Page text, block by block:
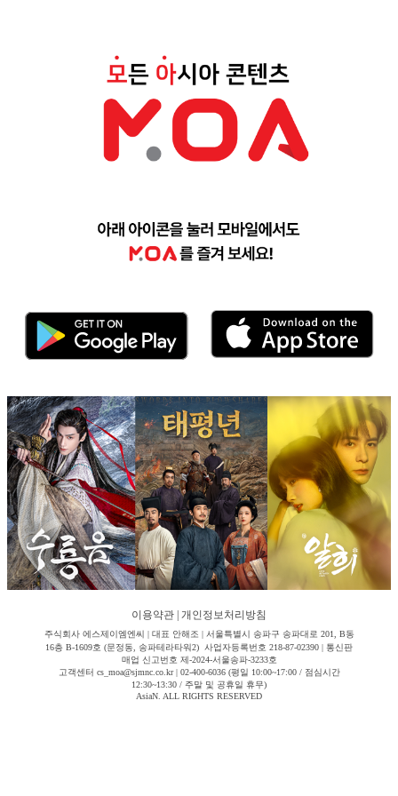
이용약관 개인정보처리방침
주식회사 에스제이엠엔씨 | 대표 안해조 | 서울특별시 송파구 송파대로 201, B동
16층 B-1609호 (문정동, 송파테라타워2) 사업자등록번호 218-87-02390 | 통신판
매업 신고번호 제-2024-서울송파-3233호
고객센터 cs_moa@sjmnc.co.kr | 02-400-6036 (평일 10:00~17:00 / 점심시간
12:30~13:30 / 주말 및 공휴일 휴무)
AsiaN. ALL RIGHTS RESERVED